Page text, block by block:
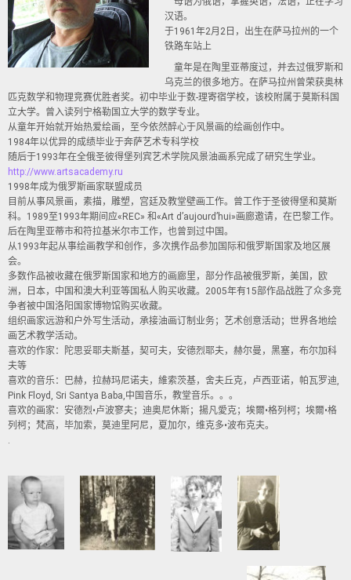
汉语。
于1961年2月2日，出生在萨马拉州的一个
铁路车站上
童年是在陶里亚蒂度过，并去过俄罗斯和
乌克兰的很多地方。在萨马拉州曾荣获奥林
匹克数学和物理竞赛优胜者奖。初中毕业于数-理寄宿学校，该校附属于莫斯科国
立大学。曾入读列宁格勒国立大学的数学专业。
从童年开始就开始热爱绘画，至今依然醉心于风景画的绘画创作中。
1984年以优异的成绩毕业于奔萨艺术专科学校
随后于1993年在全俄圣彼得堡列宾艺术学院风景油画系完成了研究生学业。
http://www.artsacademy.ru
1998年成为俄罗斯画家联盟成员
目前从事风景画，素描，雕塑，宫廷及教堂壁画工作。曾工作于圣彼得堡和莫斯
科。1989至1993年期间应«REC» 和«Art d’aujourd’hui»画廊邀请，在巴黎工作。
后在陶里亚蒂市和符拉基米尔市工作，也曾到过中国。
从1993年起从事绘画教学和创作，多次携作品参加国际和俄罗斯国家及地区展
会。
多数作品被收藏在俄罗斯国家和地方的画廊里，部分作品被俄罗斯，美国，欧
洲，日本，中国和澳大利亚等国私人购买收藏。2005年有15部作品战胜了众多竞
争者被中国洛阳国家博物馆购买收藏。
组织画家远游和户外写生活动，承接油画订制业务；艺术创意活动；世界各地绘
画艺术教学活动。
喜欢的作家：陀思妥耶夫斯基，契可夫，安德烈耶夫，赫尔曼，黑塞，布尔加科
夫等
喜欢的音乐：巴赫，拉赫玛尼诺夫，維索茨基，舍夫丘克，卢西亚诺，帕瓦罗迪,
Pink Floyd, Sri Santya Baba,中国音乐，教堂音乐。。。
喜欢的画家：安德烈•卢波寥夫；迪奥尼休斯；揚凡愛克；埃爾•格列柯；埃爾•格
列柯；梵高，毕加索，莫迪里阿尼，夏加尔，维克多•波布克夫。